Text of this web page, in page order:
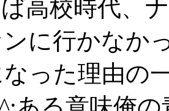
高校時代、
に行かなか
った理由の